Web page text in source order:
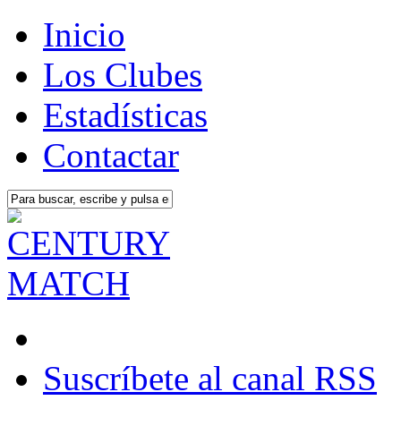
Inicio
Los Clubes
Estadísticas
Contactar
Suscríbete al canal RSS